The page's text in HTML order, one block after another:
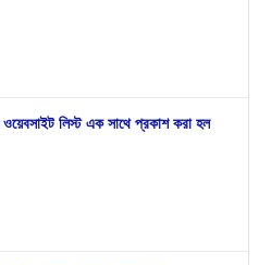
ওয়েবসাইট লিস্ট এক সাথে প্রকাশ করা হল